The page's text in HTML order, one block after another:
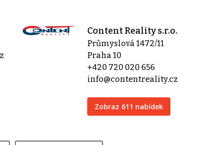
Content Reality s.r.o.
Průmyslová 1472/11
Praha 10
+420 720 020 656
info@contentreality.cz
Zobraz 611 nabídek